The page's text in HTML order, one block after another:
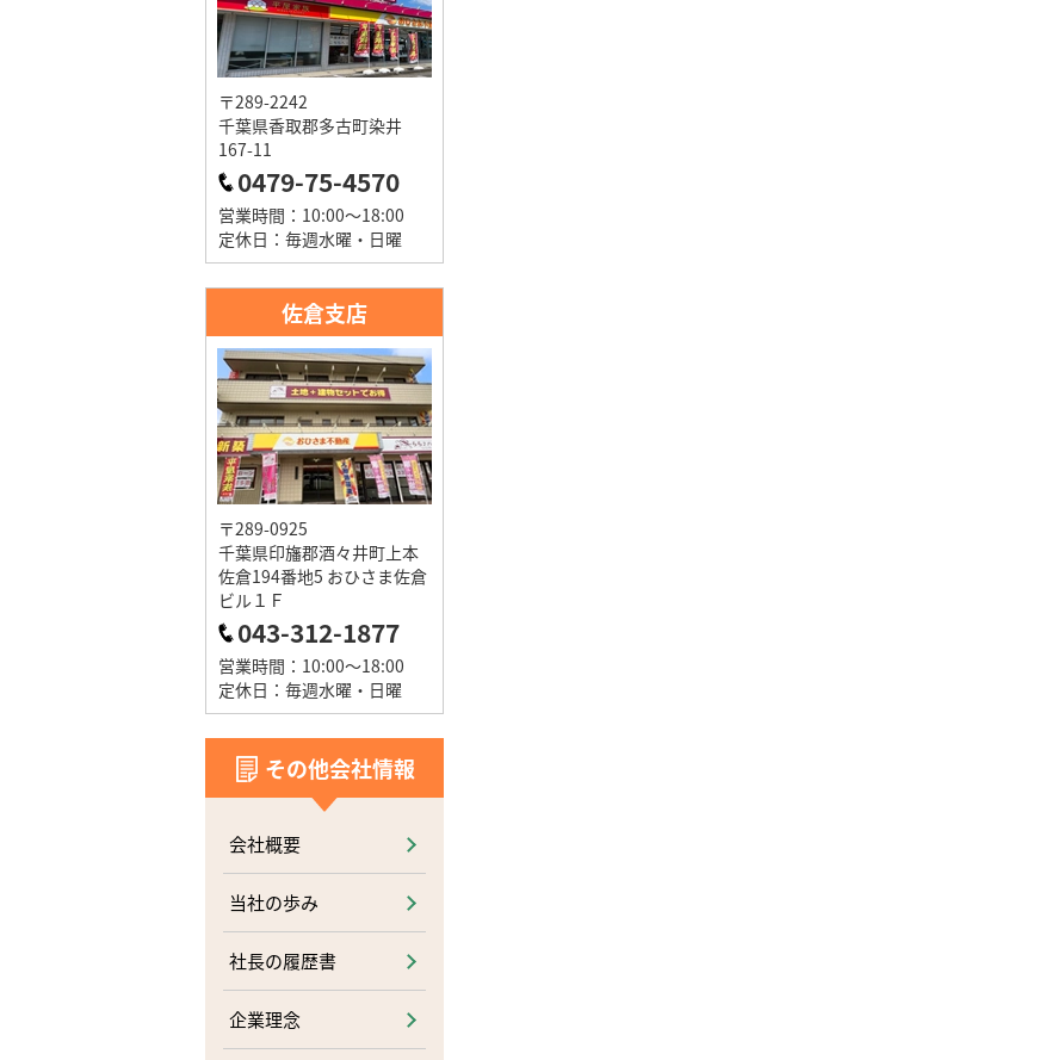
〒289-2242
千葉県香取郡多古町染井
167-11
0479-75-4570
営業時間：10:00～18:00
定休日：毎週水曜・日曜
佐倉支店
〒289-0925
千葉県印旛郡酒々井町上本
佐倉194番地5 おひさま佐倉
ビル１Ｆ
043-312-1877
営業時間：10:00～18:00
定休日：毎週水曜・日曜
その他会社情報
会社概要
当社の歩み
社長の履歴書
企業理念